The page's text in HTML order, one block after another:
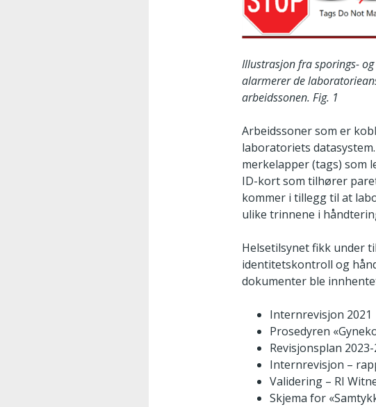
Illustrasjon fra sporings-
alarmerer de
arbeidssonen. Fig. 1
Arbeidssoner som er
laboratoriets
merkelapper (tags) som
ID-kort som tilhører
kommer i tillegg til at
ulike trinnene i
Helsetilsynet fikk under
identitetskontroll og
dokumenter ble
Internrevisjon 2021
Prosedyren
Revisjonsplan
Internrevisjon –
Validering – RI
Skjema for